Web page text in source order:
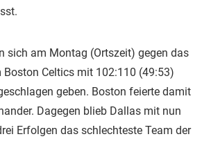
sich am Montag (Ortszeit) gegen das
Boston Celtics mit 102:110 (49:53)
geben. Boston feierte damit
Dagegen blieb Dallas mit nun
Erfolgen das schlechteste Team der